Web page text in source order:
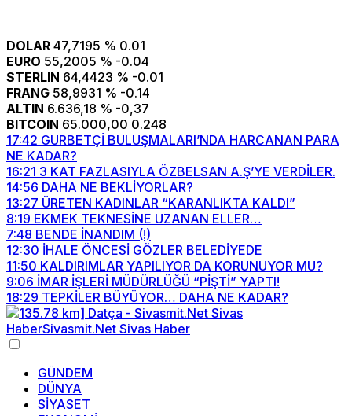
DOLAR 47,7195 % 0.01
EURO 55,2005 % -0.04
STERLIN 64,4423 % -0.01
FRANG 58,9931 % -0.14
ALTIN 6.636,18 % -0,37
BITCOIN 65.000,00 0.248
17:42 GURBETÇİ BULUŞMALARI’NDA HARCANAN PARA
NE KADAR?
16:21 3 KAT FAZLASIYLA ÖZBELSAN A.Ş’YE VERDİLER.
14:56 DAHA NE BEKLİYORLAR?
13:27 ÜRETEN KADINLAR “KARANLIKTA KALDI”
8:19 EKMEK TEKNESİNE UZANAN ELLER…
7:48 BENDE İNANDIM (!)
12:30 İHALE ÖNCESİ GÖZLER BELEDİYEDE
11:50 KALDIRIMLAR YAPILIYOR DA KORUNUYOR MU?
9:06 İMAR İŞLERİ MÜDÜRLÜĞÜ “PİŞTİ” YAPTI!
18:29 TEPKİLER BÜYÜYOR… DAHA NE KADAR?
GÜNDEM
DÜNYA
SİYASET